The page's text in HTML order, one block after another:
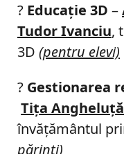
? Educaţie 3D –
Tudor Ivanciu,
3D (pentru elevi)
? Gestionarea
Tiţa Angheluţă
învăţământul
părinţi)